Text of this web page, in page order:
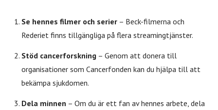
Se hennes filmer och serier– Beck-filmerna och
Rederiet finns tillgängliga på flera streamingtjänster.
Stöd cancerforskning– Genom att donera till
organisationer som Cancerfonden kan du hjälpa till att
bekämpa sjukdomen.
Dela minnen – Om du är ett fan av hennes arbete, dela